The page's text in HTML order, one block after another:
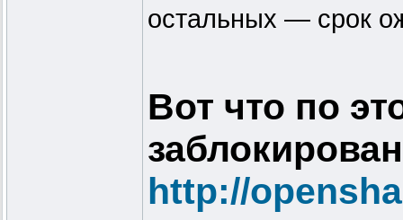
остальных — срок
Вот что по
http://